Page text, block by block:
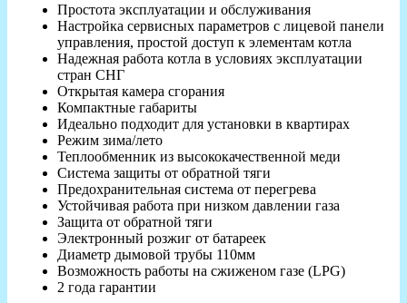
Простота эксплуатации и обслуживания
Настройка сервисных параметров с лицевой панели
управления, простой доступ к элементам котла
Надежная работа котла в условиях эксплуатации
стран СНГ
Открытая камера сгорания
Компактные габариты
Идеально подходит для установки в квартирах
Режим зима/лето
Теплообменник из высококачественной меди
Система защиты от обратной тяги
Предохранительная система от перегрева
Устойчивая работа при низком давлении газа
Защита от обратной тяги
Электронный розжиг от батареек
Диаметр дымовой трубы 110мм
Возможность работы на сжиженом газе (LPG)
2 года гарантии